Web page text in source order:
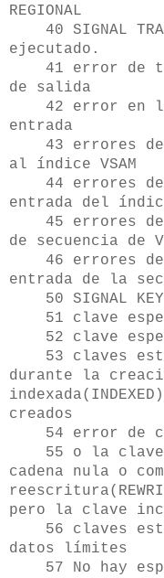
REGIONAL
40 SIGNAL
ejecutado.
41 error de
de salida
42 error en la
entrada
43 errores de
al índice VSAM
44 errores de
entrada del
45 errores de
de secuencia de
46 errores de
entrada de la
50 SIGNAL
51 clave
52 clave
53 claves está
durante la
creados
54 error de
55 o la clave
cadena nula o
pero la clave
56 claves
datos límites
57 No hay